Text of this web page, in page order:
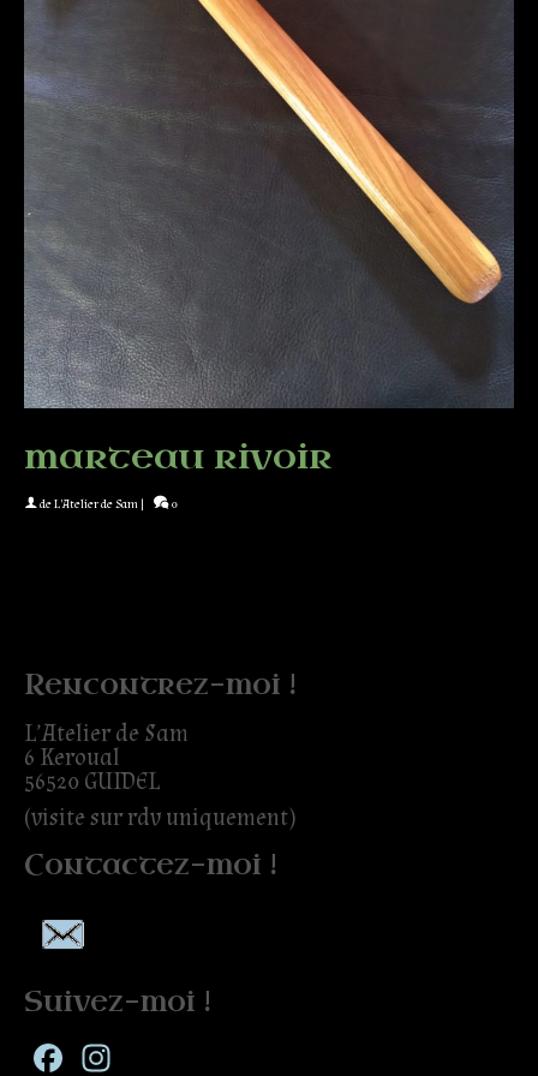
marteau rivoir
deL'Atelier de Sam | 0
Rencontrez-moi !
L’Atelier de Sam
6 Keroual
56520 GUIDEL
(visite sur rdv uniquement)
Contactez-moi !
Suivez-moi !
Facebook